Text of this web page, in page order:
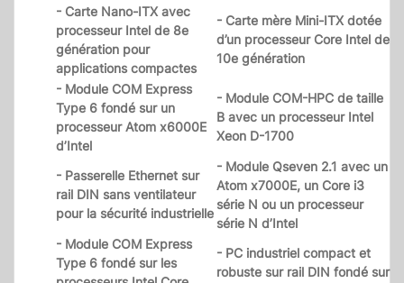
- Carte Nano-ITX avec
processeur Intel de 8e
génération pour
applications compactes
- Carte mère Mini-ITX dotée
d’un processeur Core Intel de
10e génération
- Module COM Express
Type 6 fondé sur un
processeur Atom x6000E
d’Intel
- Module COM-HPC de taille
B avec un processeur Intel
Xeon D-1700
- Passerelle Ethernet sur
rail DIN sans ventilateur
pour la sécurité industrielle
- Module Qseven 2.1 avec un
Atom x7000E, un Core i3
série N ou un processeur
série N d’Intel
- Module COM Express
Type 6 fondé sur les
- PC industriel compact et
robuste sur rail DIN fondé sur